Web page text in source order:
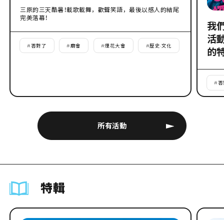
所有活動
三原的三天酷暑！載歌載舞，歡聲笑語，最後以感人的結尾
完美落幕！
# 答對了 #廟會 #煙花大會 #歷史·文化
我
活
的
#
特輯